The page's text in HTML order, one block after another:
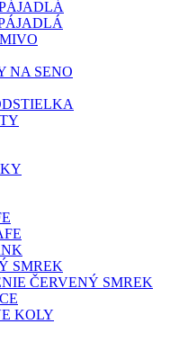
NA SENO
SMREK
ČERVENÝ SMREK
KOLY